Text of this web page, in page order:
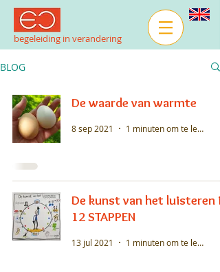
begeleiding in verandering
BLOG
De waarde van warmte
8 sep 2021 1 minuten om te lezen
De kunst van het luisteren in
12 STAPPEN
13 jul 2021 1 minuten om te lezen